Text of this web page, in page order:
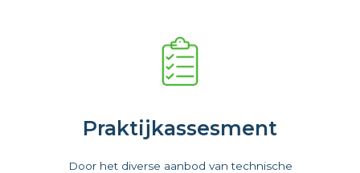
Praktijkassesment
Door het diverse aanbod van technische